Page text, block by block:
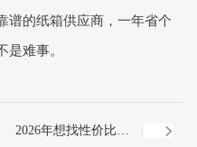
谱的纸箱供应商，一年省个
是难事。
2026年想找性价比高